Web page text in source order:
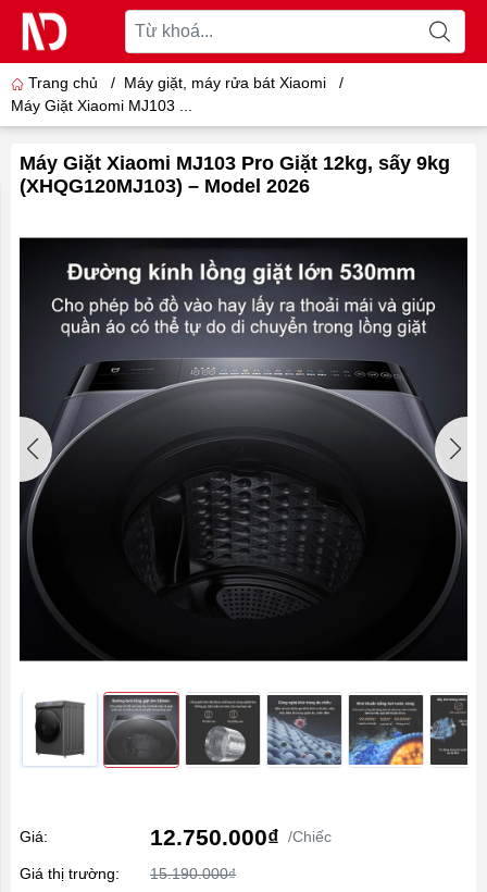
Trang chủ / Máy giặt, máy rửa bát Xiaomi
/
Máy Giặt Xiaomi MJ103 ...
Máy Giặt Xiaomi MJ103 Pro Giặt 12kg, sấy 9kg
(XHQG120MJ103) – Model 2026
Giá: 12.750.000₫ /Chiếc
Giá thị trường:
15.190.000₫